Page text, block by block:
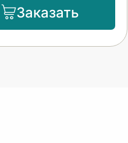
Заказать